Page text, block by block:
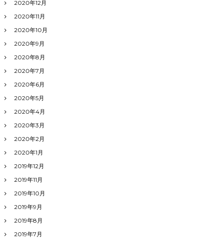
2020年12月
2020年11月
2020年10月
2020年9月
2020年8月
2020年7月
2020年6月
2020年5月
2020年4月
2020年3月
2020年2月
2020年1月
2019年12月
2019年11月
2019年10月
2019年9月
2019年8月
2019年7月